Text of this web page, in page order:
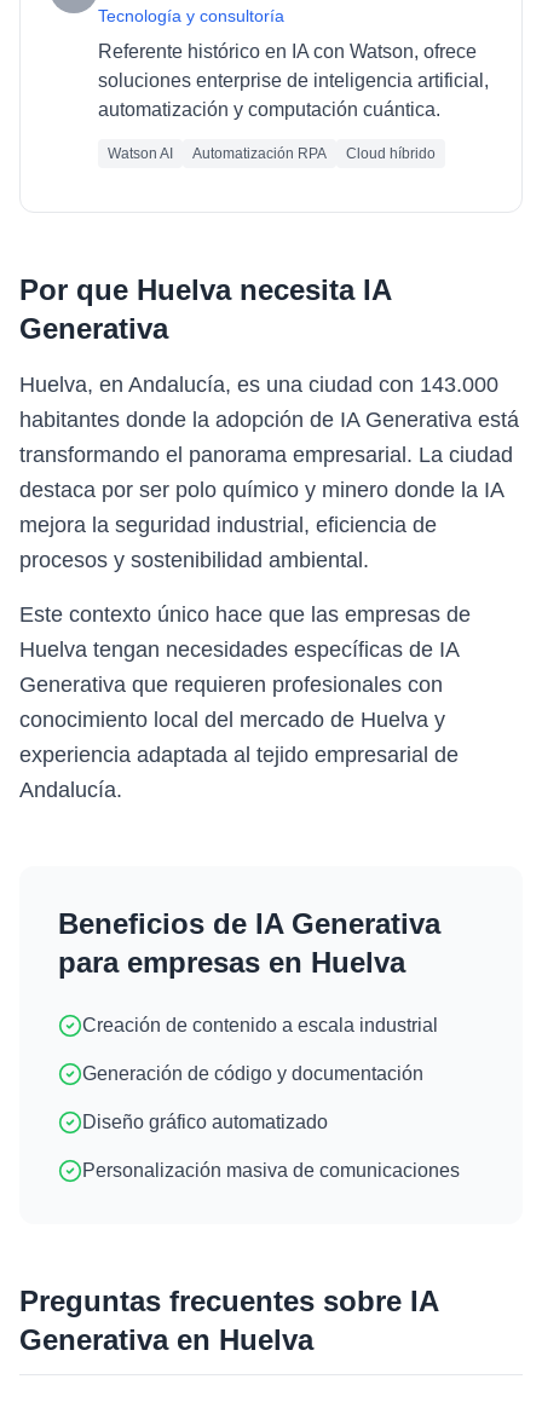
Tecnología y consultoría
Referente histórico en IA con Watson, ofrece
soluciones enterprise de inteligencia artificial,
automatización y computación cuántica.
Watson AI Automatización RPA Cloud híbrido
Por que Huelvanecesita IA
Generativa
Huelva, en Andalucía, es una ciudad con 143.000
habitantes donde la adopción de IA Generativa está
transformando el panorama empresarial. La ciudad
destaca por ser polo químico y minero donde la IA
mejora la seguridad industrial, eficiencia de
procesos y sostenibilidad ambiental.
Este contexto único hace que las empresas de
Huelva tengan necesidades específicas de IA
Generativa que requieren profesionales con
conocimiento local del mercado de Huelva y
experiencia adaptada al tejido empresarial de
Andalucía.
Beneficios de IA Generativa
para empresas en Huelva
Creación de contenido a escala industrial
Generación de código y documentación
Diseño gráfico automatizado
Personalización masiva de comunicaciones
Preguntas frecuentes sobre IA
Generativaen Huelva